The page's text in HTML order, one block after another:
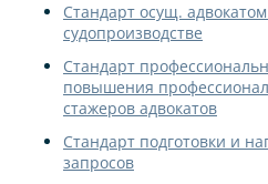
Стандарт осущ.
судопроизводстве
Стандарт
повышения
стажеров адвокатов
Стандарт подготовки и
запросов